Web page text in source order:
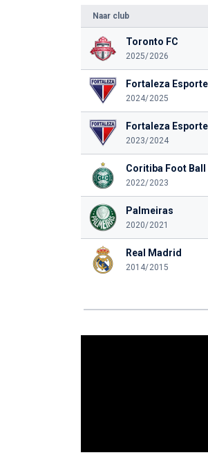
Naar club
Toronto FC
2025/2026
Fortaleza
2024/2025
Fortaleza
2023/2024
Coritiba Foot Ball
2022/2023
Palmeiras
2020/2021
Real Madrid
2014/2015